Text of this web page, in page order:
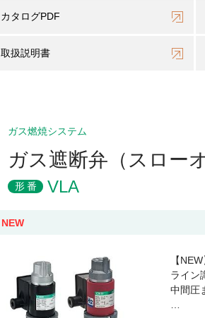
カタログPDF
取扱説明書
ガス燃焼システム
ガス遮断弁（スロー
形番 VLA
NEW
【
ライン
中間圧
…